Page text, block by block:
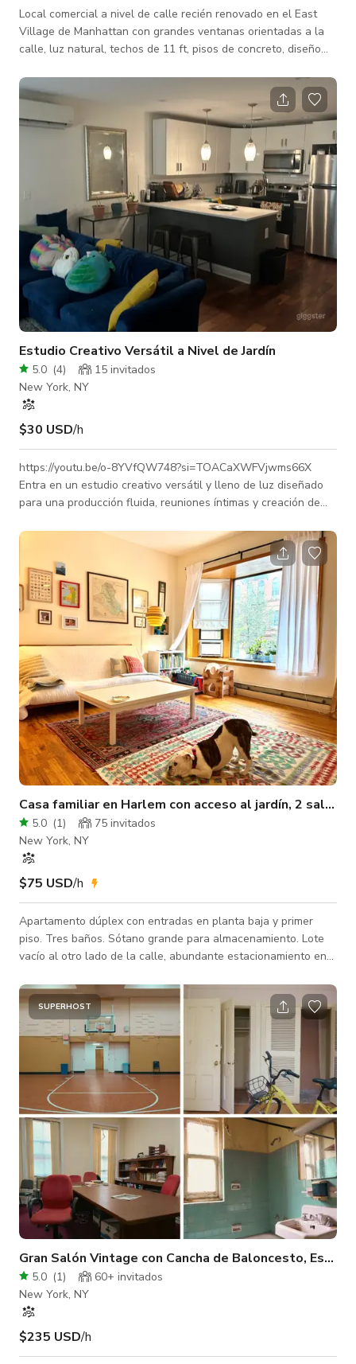
Local comercial a nivel de calle recién renovado en el East
Village de Manhattan con grandes ventanas orientadas a la
calle, luz natural, techos de 11 ft, pisos de concreto, diseño
almacenamiento en sótano y muebles versátiles adicionales.
Ideal para pop-ups, tiendas minoristas, salas de exhibición,
lanzamientos de marca, lanzamientos de libros, galerías y
exposiciones. Por favor incluye un breve resumen de tu marca,
cómo planeas us
Estudio Creativo Versátil a Nivel de Jardín
5.0 (4)
15 invitados
New York, NY
$30 USD/h
https://youtu.be/o-8YVfQW748?si=TOACaXWFVjwms66X
Entra en un estudio creativo versátil y lleno de luz diseñado
para una producción fluida, reuniones íntimas y creación de
con una amplia área de estar abierta con un flujo natural
hacia una cocina estilo bar, perfecta para filmar contenido de
cocina, realizar talleres o montar sesiones de estilo de vida.
La distribución ofrece múltiples zonas distintas pero
conectadas, permit
Casa familiar en Harlem con acceso al jardín, 2
5.0 (1)
75 invitados
New York, NY
$75 USD/h
Apartamento dúplex con entradas en planta baja y primer
piso. Tres baños. Sótano grande para almacenamiento. Lote
vacío al otro lado de la calle, abundante estacionamiento en
restaurantes locales que ofrecen catering ;)
SUPERHOST
Gran Salón Vintage con Cancha de Baloncesto,
5.0 (1)
60+ invitados
New York, NY
$235 USD/h